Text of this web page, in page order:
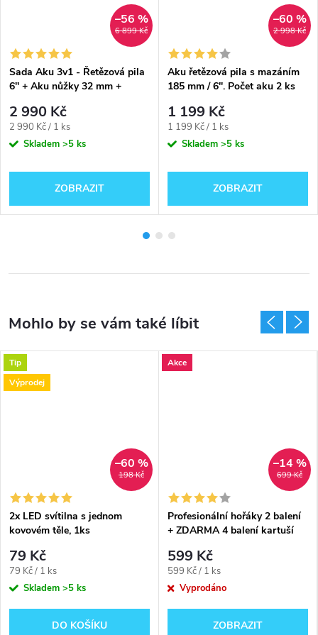
6 899 Kč
–56 %
Sada Aku 3v1 - Řetězová pila
6'' + Aku nůžky 32 mm +
ks
2 990 Kč
Měrná
cena:
2 990 Kč / 1 ks
Skladem >5 ks
ZOBRAZIT
2 998 Kč
–60 %
Aku řetězová pila s mazáním
185 mm / 6''. Počet aku 2 ks
1 199 Kč
Měrná
cena:
1 199 Kč / 1 ks
Skladem >5 ks
ZOBRAZIT
Tip
Výprodej
198 Kč
–60 %
2x LED svítilna s jednom
kovovém těle, 1ks
79 Kč
Měrná
cena:
79 Kč / 1 ks
Skladem >5 ks
DO KOŠÍKU
Akce
699 Kč
–14 %
Profesionální hořáky 2 balení
+ ZDARMA 4 balení kartuší
599 Kč
Měrná
cena:
599 Kč / 1 ks
Vyprodáno
ZOBRAZIT